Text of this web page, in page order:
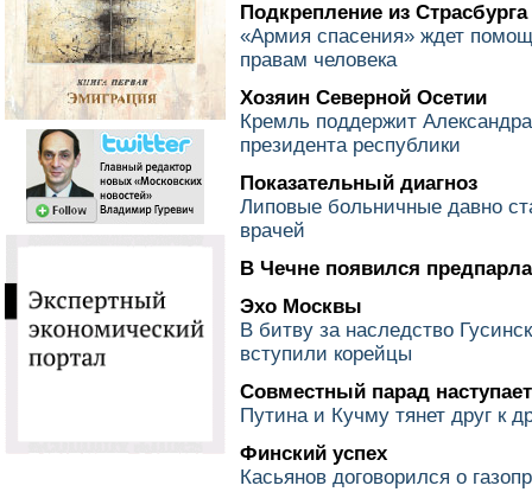
Подкрепление из Страсбурга
«Армия спасения» ждет
правам человека
Хозяин Северной Осетии
Кремль поддержит
президента республики
Показательный диагноз
Липовые больничные давно
врачей
В Чечне появился
Эхо Москвы
В битву за наследство
вступили корейцы
Совместный парад наступает
Путина и Кучму тянет друг к
Финский успех
Касьянов договорился о